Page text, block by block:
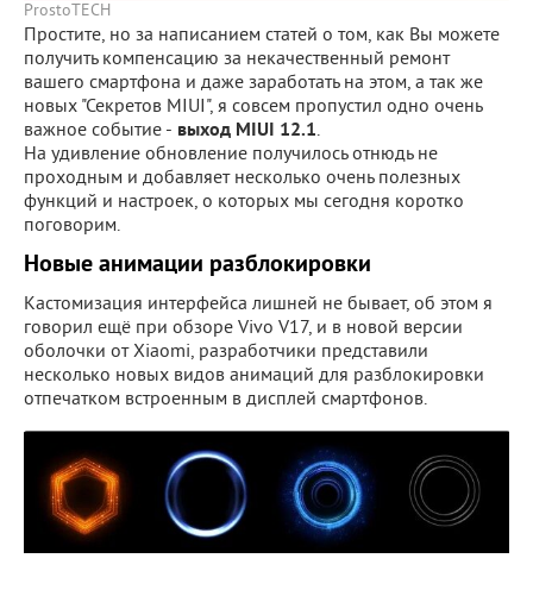
ProstoTECH
Простите, но за написанием статей о том, как Вы можете
получить компенсацию за некачественный ремонт
вашего смартфона и даже заработать на этом, а так же
новых "Секретов MIUI", я совсем пропустил одно очень
важное событие - выход MIUI 12.1.
На удивление обновление получилось отнюдь не
проходным и добавляет несколько очень полезных
функций и настроек, о которых мы сегодня коротко
поговорим.
Новые анимации разблокировки
Кастомизация интерфейса лишней не бывает, об этом я
говорил ещё при обзоре Vivo V17, и в новой версии
оболочки от Xiaomi, разработчики представили
несколько новых видов анимаций для разблокировки
отпечатком встроенным в дисплей смартфонов.